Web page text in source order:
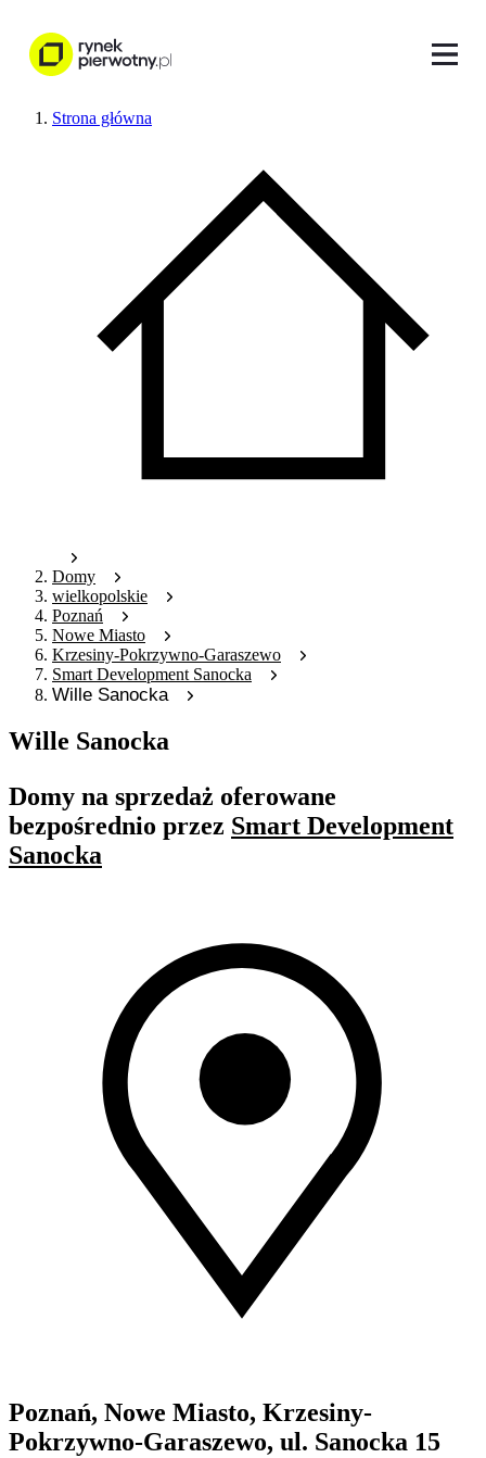
Strona główna
Domy
wielkopolskie
Poznań
Nowe Miasto
Krzesiny-Pokrzywno-Garaszewo
Smart Development Sanocka
Wille Sanocka
Wille Sanocka
Domy na sprzedaż oferowane
bezpośrednio przez Smart Development
Sanocka
Poznań, Nowe Miasto, Krzesiny-
Pokrzywno-Garaszewo, ul. Sanocka 15